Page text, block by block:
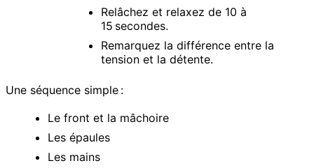
Relâchez et relaxez de 10 à
15 secondes.
Remarquez la différence entre la
tension et la détente.
Une séquence simple :
Le front et la mâchoire
Les épaules
Les mains